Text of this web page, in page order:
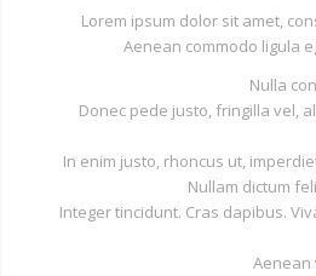
Lorem ipsum dolor sit amet,
Aenean commodo ligula
Nulla
Donec pede justo, fringilla vel,
In enim justo, rhoncus ut,
Nullam dictum
Integer tincidunt. Cras dapibus.
Aenean